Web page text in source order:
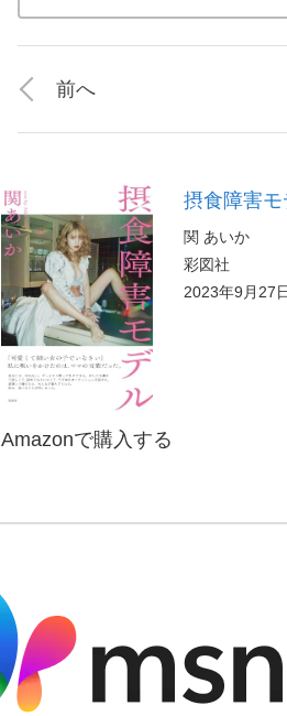
前へ
摂食障害
関 あいか
彩図社
2023年9月27
Amazonで購入する